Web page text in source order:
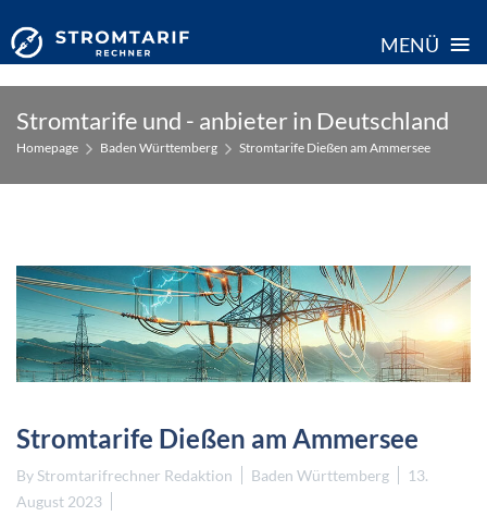
MENÜ ≡
content
Stromtarife und - anbieter in Deutschland
Homepage Baden Württemberg Stromtarife Dießen am Ammersee
Stromtarife Dießen am Ammersee
By Stromtarifrechner Redaktion Baden Württemberg
13.
August 2023